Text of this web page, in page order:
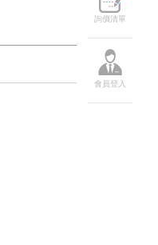
詢價清單
會員登入